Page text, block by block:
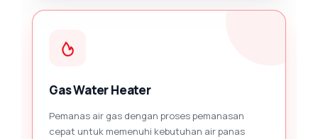
Gas Water Heater
Pemanas air gas dengan proses pemanasan
cepat untuk memenuhi kebutuhan air panas